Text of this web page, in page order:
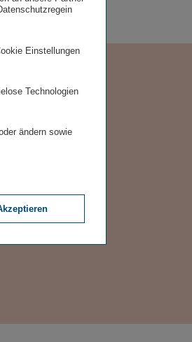
Einstellungen
Technologien
ändern sowie